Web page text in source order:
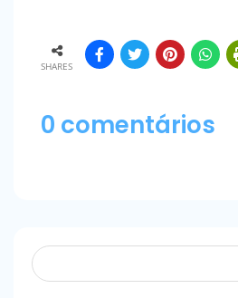
SHARES
0 comentários